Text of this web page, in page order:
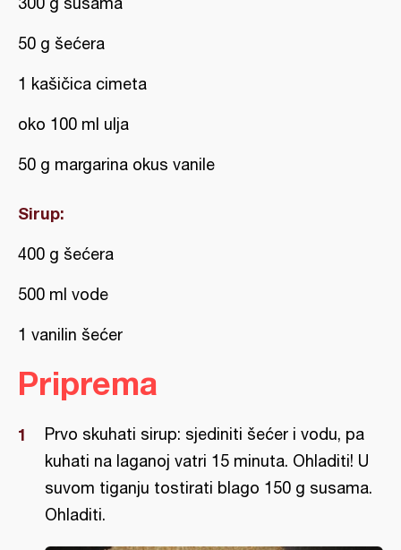
50 g šećera
1 kašičica cimeta
oko 100 ml ulja
50 g margarina okus vanile
Sirup:
400 g šećera
500 ml vode
1 vanilin šećer
Priprema
Prvo skuhati sirup: sjediniti šećer i vodu, pa
kuhati na laganoj vatri 15 minuta. Ohladiti! U
suvom tiganju tostirati blago 150 g susama.
Ohladiti.